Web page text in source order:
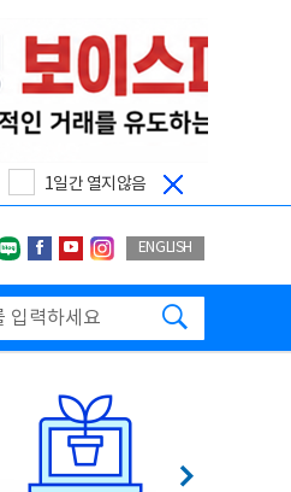
1일간 열지않음
네이버블로그
페이스북
유투브인스타그랩
ENGLISH
다음